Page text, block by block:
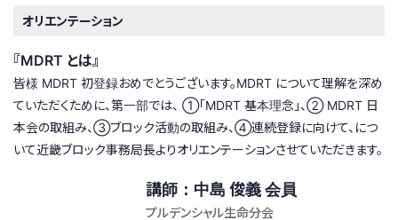
オリエンテーション
『MDRT とは』
皆様 MDRT 初登録おめでとうございます。MDRT について理解を深め
ていただくために、第一部では、 ①「MDRT 基本理念」、② MDRT 日
本会の取組み、③ブロック活動の取組み、④連続登録に向けて、につ
いて近畿ブロック事務局長よりオリエンテーションさせていただきます。
講師：中島 俊義 会員
プルデンシャル生命分会